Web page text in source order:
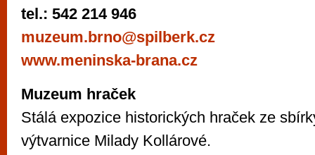
tel.: 542 214 946
muzeum.brno@spilberk.cz
www.meninska-brana.cz
Muzeum hraček
Stálá expozice historických hraček ze
výtvarnice Milady Kollárové.